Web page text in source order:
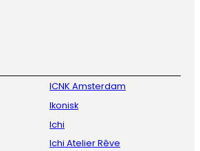
ICNK Amsterdam
Ikonisk
Ichi
Ichi Atelier Rêve